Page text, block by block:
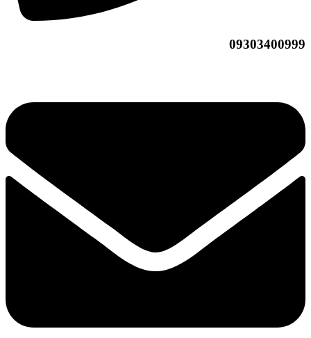
09303400999